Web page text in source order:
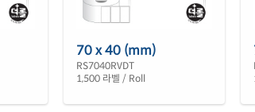
70 x 40 (mm)
RS7040RVDT
1,500 라벨 / Roll